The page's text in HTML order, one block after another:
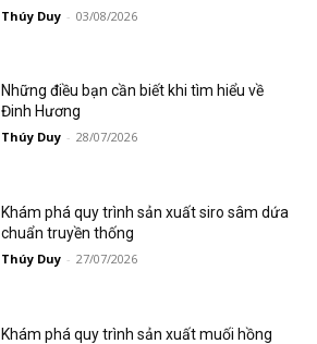
Thúy Duy - 03/08/2026
Những điều bạn cần biết khi tìm hiểu về
Đinh Hương
Thúy Duy - 28/07/2026
Khám phá quy trình sản xuất siro sâm dứa
chuẩn truyền thống
Thúy Duy - 27/07/2026
Khám phá quy trình sản xuất muối hồng